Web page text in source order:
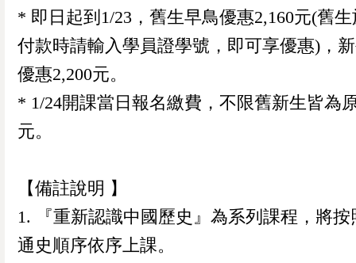
繼續購物 結帳付款
確定取消
* 即日起到1/23，舊生早鳥優惠2,160元(舊
付款時請輸入學員證學號，即可享優惠)，
優惠2,200元。
* 1/24開課當日報名繳費，不限舊新生皆為
元。
【備註說明 】
1. 『重新認識中國歷史』為系列課程，將按
通史順序依序上課。